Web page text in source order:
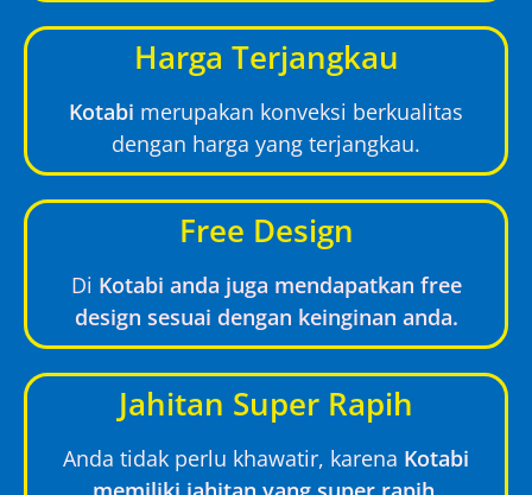
Harga Terjangkau
Kotabi merupakan konveksi berkualitas
dengan harga yang terjangkau.
Free Design
Di Kotabi anda juga mendapatkan free
design sesuai dengan keinginan anda.
Jahitan Super Rapih
Anda tidak perlu khawatir, karena Kotabi